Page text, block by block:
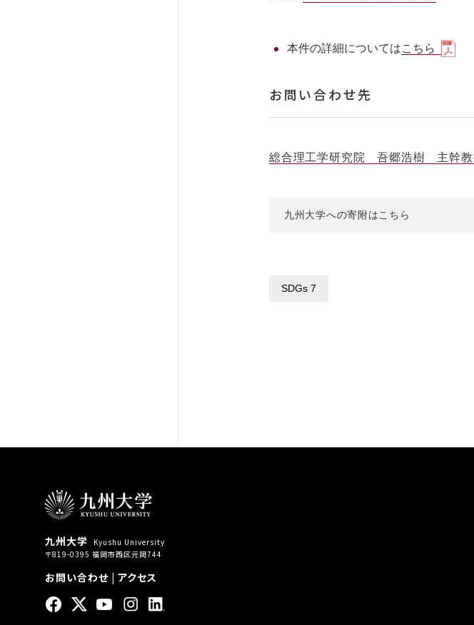
本件の詳細についてはこちら
お問い合わせ先
総合理工学研究院 吾郷浩樹 主幹教
九州大学への寄附はこちら
SDGs 7
九州大学
Kyushu University
〒819-0395 福岡市西区元岡744
お問い合わせ |アクセス